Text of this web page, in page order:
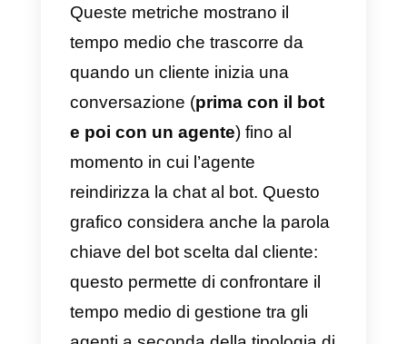
reale l’elenco di tutte le chat
aperte che hanno un messaggio
cliente come ultimo: questo
significa che il cliente sta
aspettando una risposta
dall’agente. In questo modo
possiamo capire se i clienti
aspettano una risposta da molto